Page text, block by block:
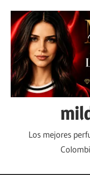
Los mejores